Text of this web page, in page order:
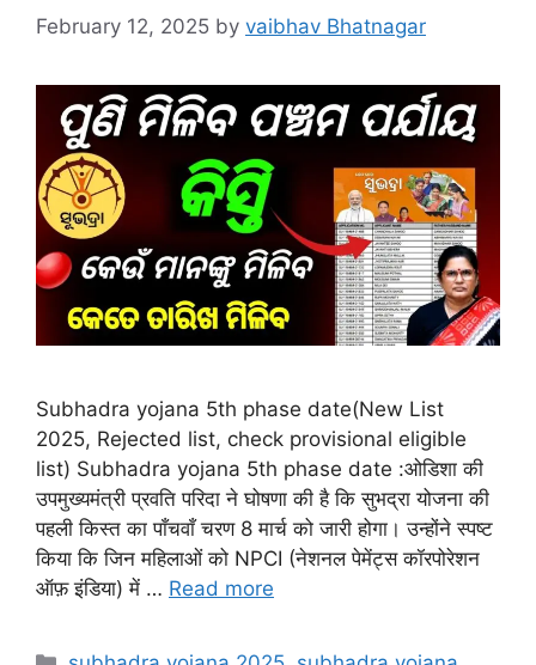
February 12, 2025 by vaibhav Bhatnagar
Subhadra yojana 5th phase date(New List
2025, Rejected list, check provisional eligible
list) Subhadra yojana 5th phase date :ओडिशा की
उपमुख्यमंत्री प्रवति परिदा ने घोषणा की है कि सुभद्रा योजना की
पहली किस्त का पाँचवाँ चरण 8 मार्च को जारी होगा। उन्होंने स्पष्ट
किया कि जिन महिलाओं को NPCI (नेशनल पेमेंट्स कॉरपोरेशन
ऑफ़ इंडिया) में … Read more
Categories